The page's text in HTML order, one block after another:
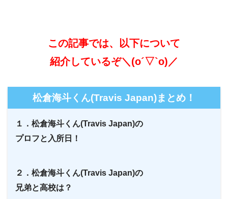
この記事では、以下について
紹介しているぞ＼(o´▽`o)／
松倉海斗くん(Travis Japan)まとめ！
１．松倉海斗くん(Travis Japan)の
プロフと入所日！
２．松倉海斗くん(Travis Japan)の
兄弟と高校は？